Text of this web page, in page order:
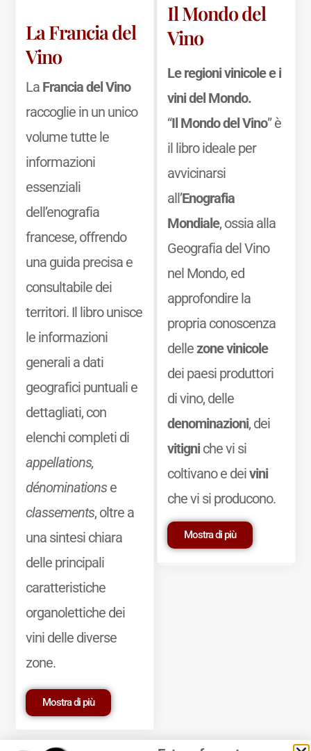
La Francia del
Vino
La Francia del Vino
raccoglie in un unico
volume tutte le
informazioni
essenziali
dell’enografia
francese, offrendo
una guida precisa e
consultabile dei
territori. Il libro unisce
le informazioni
generali a dati
geografici puntuali e
dettagliati, con
elenchi completi di
appellations,
dénominationse
classements, oltre a
una sintesi chiara
delle principali
caratteristiche
organolettiche dei
vini delle diverse
zone.
Mostra di più
Il Mondo del
Vino
Le regioni vinicole e i
vini del Mondo.
“Il Mondo del Vino” è
il libro ideale per
avvicinarsi
all’Enografia
Mondiale, ossia alla
Geografia del Vino
nel Mondo, ed
approfondire la
propria conoscenza
dellezone vinicole
dei paesi produttori
di vino, delle
denominazioni, dei
vitigniche vi si
coltivano e deivini
che vi si producono.
Mostra di più